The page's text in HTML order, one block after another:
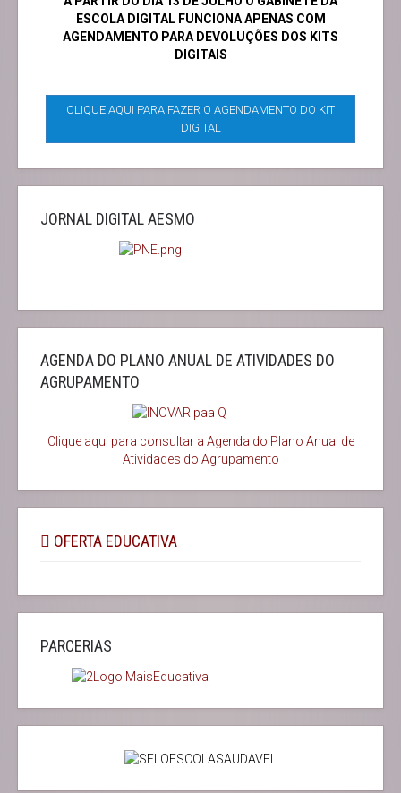
ESCOLA DIGITAL FUNCIONA APENAS COM
AGENDAMENTO PARA DEVOLUÇÕES DOS KITS
DIGITAIS
CLIQUE AQUI PARA FAZER O AGENDAMENTO DO KIT
DIGITAL
JORNAL DIGITAL AESMO
AGENDA DO PLANO ANUAL DE ATIVIDADES DO
AGRUPAMENTO
Clique aqui para consultar a Agenda do Plano Anual de
Atividades do Agrupamento
OFERTA EDUCATIVA
PARCERIAS